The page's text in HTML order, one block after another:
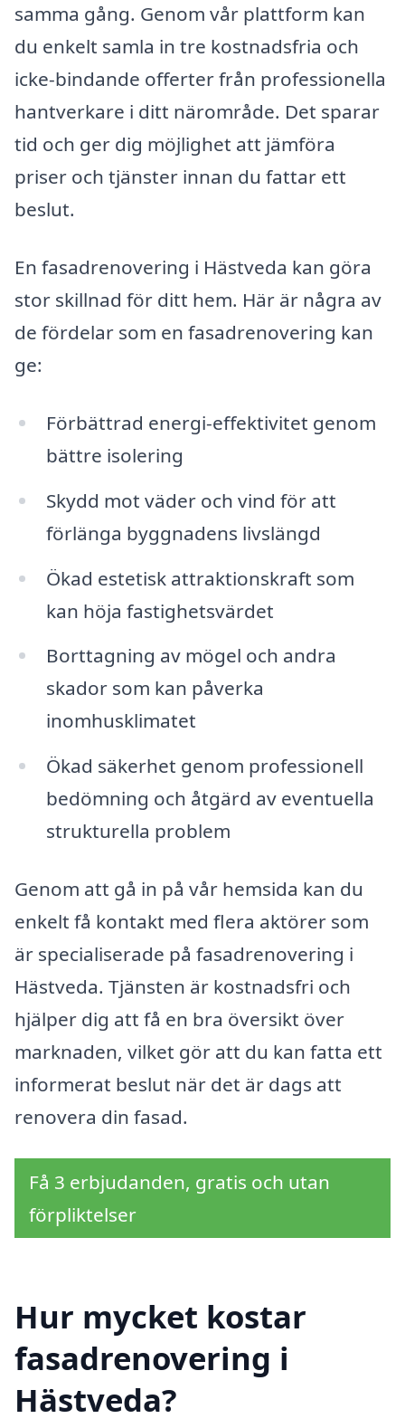
samma gång. Genom vår plattform kan
du enkelt samla in tre kostnadsfria och
icke-bindande offerter från professionella
hantverkare i ditt närområde. Det sparar
tid och ger dig möjlighet att jämföra
priser och tjänster innan du fattar ett
beslut.
En fasadrenovering i Hästveda kan göra
stor skillnad för ditt hem. Här är några av
de fördelar som en fasadrenovering kan
ge:
Förbättrad energi-effektivitet genom
bättre isolering
Skydd mot väder och vind för att
förlänga byggnadens livslängd
Ökad estetisk attraktionskraft som
kan höja fastighetsvärdet
Borttagning av mögel och andra
skador som kan påverka
inomhusklimatet
Ökad säkerhet genom professionell
bedömning och åtgärd av eventuella
strukturella problem
Genom att gå in på vår hemsida kan du
enkelt få kontakt med flera aktörer som
är specialiserade på fasadrenovering i
Hästveda. Tjänsten är kostnadsfri och
hjälper dig att få en bra översikt över
marknaden, vilket gör att du kan fatta ett
informerat beslut när det är dags att
renovera din fasad.
Få 3 erbjudanden, gratis och utan
förpliktelser
Hur mycket kostar
fasadrenovering i
Hästveda?